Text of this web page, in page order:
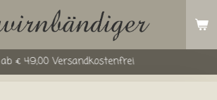
ab € 49,00 Versandkostenfrei